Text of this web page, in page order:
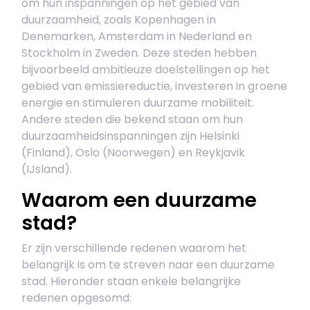
duurzaamheid, zoals Kopenhagen in
Denemarken, Amsterdam in Nederland en
Stockholm in Zweden. Deze steden hebben
bijvoorbeeld ambitieuze doelstellingen op het
gebied van emissiereductie, investeren in groene
energie en stimuleren duurzame mobiliteit.
Andere steden die bekend staan om hun
duurzaamheidsinspanningen zijn Helsinki
(Finland), Oslo (Noorwegen) en Reykjavik
(IJsland).
Waarom een duurzame
stad?
Er zijn verschillende redenen waarom het
belangrijk is om te streven naar een duurzame
stad. Hieronder staan enkele belangrijke
redenen opgesomd: